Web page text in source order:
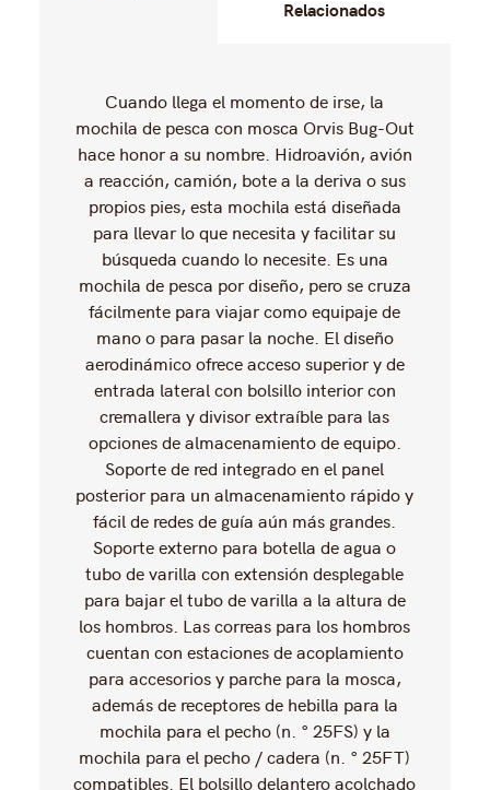
Relacionados
Cuando llega el momento de irse, la
mochila de pesca con mosca Orvis Bug-Out
hace honor a su nombre. Hidroavión, avión
a reacción, camión, bote a la deriva o sus
propios pies, esta mochila está diseñada
para llevar lo que necesita y facilitar su
búsqueda cuando lo necesite. Es una
mochila de pesca por diseño, pero se cruza
fácilmente para viajar como equipaje de
mano o para pasar la noche. El diseño
aerodinámico ofrece acceso superior y de
entrada lateral con bolsillo interior con
cremallera y divisor extraíble para las
opciones de almacenamiento de equipo.
Soporte de red integrado en el panel
posterior para un almacenamiento rápido y
fácil de redes de guía aún más grandes.
Soporte externo para botella de agua o
tubo de varilla con extensión desplegable
para bajar el tubo de varilla a la altura de
los hombros. Las correas para los hombros
cuentan con estaciones de acoplamiento
para accesorios y parche para la mosca,
además de receptores de hebilla para la
mochila para el pecho (n. ° 25FS) y la
mochila para el pecho / cadera (n. ° 25FT)
compatibles. El bolsillo delantero acolchado
No hay productos relacionados